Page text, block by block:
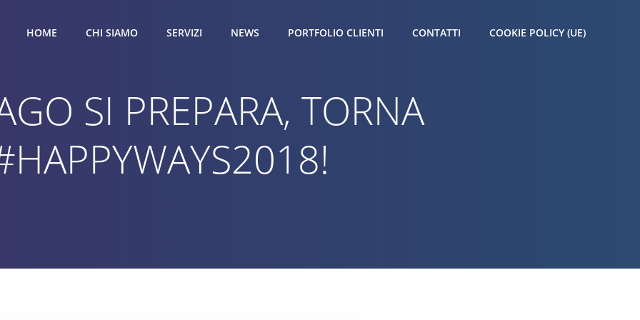
HOME CHI SIAMO SERVIZI NEWS PORTFOLIO CLIENTI CONTATTI COOKIE POLICY (UE)
SI PREPARA, TORNA